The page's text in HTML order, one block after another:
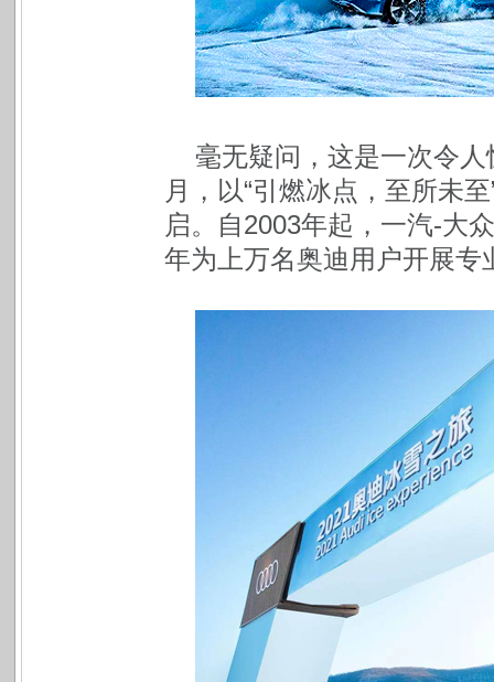
毫无疑问，这是一次令
月，以“引燃冰点，至所未
启。自2003年起，一汽-大
年为上万名奥迪用户开展专